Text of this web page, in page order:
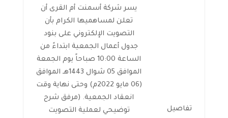
تفاصيل
يسر شركة أسمنت أم القرى أن
تعلن لمساهميها الكرام بأن
التصويت الإلكتروني على بنود
جدول أعمال الجمعية ابتداءً من
الساعة 10:00 صباحاً يوم الجمعة
الموافق 05 شوال 1443هـ الموافق
(06 مايو 2022م) وحتى نهاية وقت
انعقاد الجمعية. (مرفق شرح
توضيحي لعملية التصويت